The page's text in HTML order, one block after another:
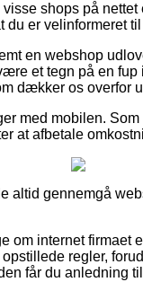
shops på
du er velinformeret
en webshop
et tegn på en
dækker os overfor
med mobilen.
at afbetale
altid gennemgå
om internet
regler,
får du anledning